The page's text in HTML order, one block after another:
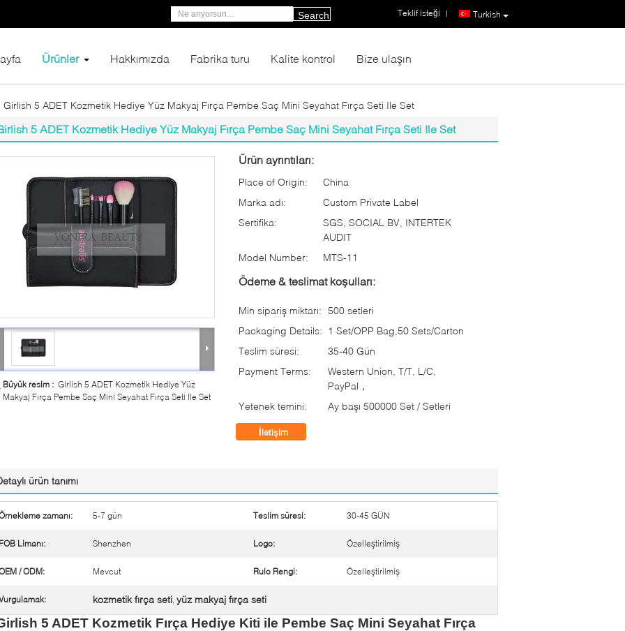
Turkish
Teklif isteği |
Search
Ürünler Hakkımızda Fabrika turu Kalite kontrol Bize ulaşın
Girlish 5 ADET Kozmetik Hediye Yüz Makyaj Fırça Pembe Saç Mini Seyahat Fırça Seti Ile Set
5 ADET Kozmetik Hediye Yüz Makyaj Fırça Pembe Saç Mini Seyahat Fırça Seti Ile Set
Büyük resim : Girlish 5 ADET Kozmetik Hediye Yüz
Makyaj Fırça Pembe Saç Mini Seyahat Fırça Seti Ile Set
Ürün ayrıntıları:
Place of Origin:
China
Marka adı:
Custom Private Label
Sertifika:
SGS, SOCIAL BV, INTERTEK
AUDIT
Model Number:
MTS-11
Ödeme & teslimat koşulları:
Min sipariş miktarı: 500 setleri
Packaging Details: 1 Set/OPP Bag,50 Sets/Carton
Teslim süresi:
35-40 Gün
Payment Terms:
Western Union, T/T, L/C,
PayPal，
Yetenek temini:
Ay başı 500000 Set / Setleri
İletişim
ürün tanımı
zamanı: 5-7 gün Teslim süresi: 30-45 GÜN
FOB Limanı: Shenzhen Logo: Özelleştirilmiş
/ ODM: Mevcut Rulo Rengi: Özelleştirilmiş
kozmetik fırça seti, yüz makyaj fırça seti
5 ADET Kozmetik Fırça Hediye Kiti ile Pembe Saç Mini Seyahat Fırça